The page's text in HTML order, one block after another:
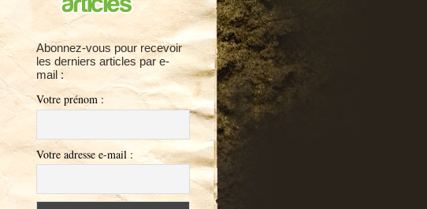
Abonnez-vous pour recevoir
les derniers articles par e-
mail :
Votre prénom :
Votre adresse e-mail :